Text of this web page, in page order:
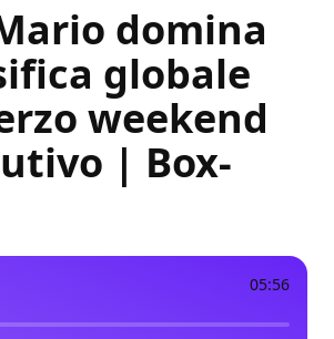
domina
globale
weekend
| Box-
05:56